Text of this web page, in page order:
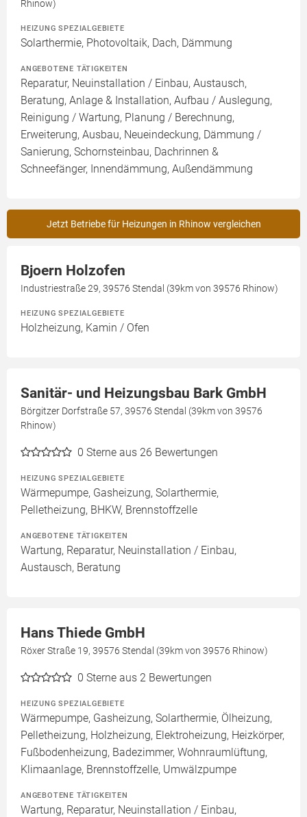
Rhinow)
HEIZUNG SPEZIALGEBIETE
Solarthermie, Photovoltaik, Dach, Dämmung
ANGEBOTENE TÄTIGKEITEN
Reparatur, Neuinstallation / Einbau, Austausch,
Beratung, Anlage & Installation, Aufbau / Auslegung,
Reinigung / Wartung, Planung / Berechnung,
Erweiterung, Ausbau, Neueindeckung, Dämmung /
Sanierung, Schornsteinbau, Dachrinnen &
Schneefänger, Innendämmung, Außendämmung
Jetzt Betriebe für Heizungen in Rhinow vergleichen
Bjoern Holzofen
Industriestraße 29, 39576 Stendal (39km von 39576 Rhinow)
HEIZUNG SPEZIALGEBIETE
Holzheizung, Kamin / Ofen
Sanitär- und Heizungsbau Bark GmbH
Börgitzer Dorfstraße 57, 39576 Stendal (39km von 39576
Rhinow)
0 Sterne aus 26 Bewertungen
HEIZUNG SPEZIALGEBIETE
Wärmepumpe, Gasheizung, Solarthermie,
Pelletheizung, BHKW, Brennstoffzelle
ANGEBOTENE TÄTIGKEITEN
Wartung, Reparatur, Neuinstallation / Einbau,
Austausch, Beratung
Hans Thiede GmbH
Röxer Straße 19, 39576 Stendal (39km von 39576 Rhinow)
0 Sterne aus 2 Bewertungen
HEIZUNG SPEZIALGEBIETE
Wärmepumpe, Gasheizung, Solarthermie, Ölheizung,
Pelletheizung, Holzheizung, Elektroheizung, Heizkörper,
Fußbodenheizung, Badezimmer, Wohnraumlüftung,
Klimaanlage, Brennstoffzelle, Umwälzpumpe
ANGEBOTENE TÄTIGKEITEN
Wartung, Reparatur, Neuinstallation / Einbau,